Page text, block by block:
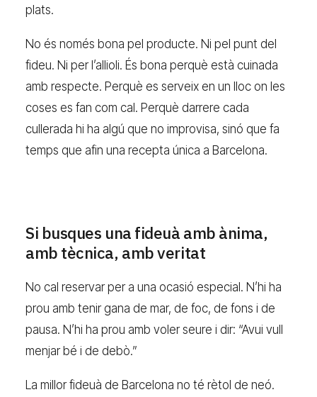
plats.
No és només bona pel producte. Ni pel punt del
fideu. Ni per l’allioli. És bona perquè està cuinada
amb respecte. Perquè es serveix en un lloc on les
coses es fan com cal. Perquè darrere cada
cullerada hi ha algú que no improvisa, sinó que fa
temps que afin una recepta única a Barcelona.
Si busques una fideuà amb ànima,
amb tècnica, amb veritat
No cal reservar per a una ocasió especial. N’hi ha
prou amb tenir gana de mar, de foc, de fons i de
pausa. N’hi ha prou amb voler seure i dir: “Avui vull
menjar bé i de debò.”
La millor fideuà de Barcelona no té rètol de neó.